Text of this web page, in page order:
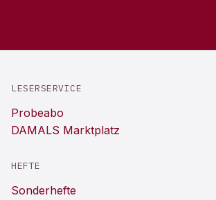
LESERSERVICE
Probeabo
DAMALS Marktplatz
HEFTE
Sonderhefte